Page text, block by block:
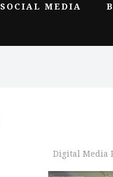
SOCIAL MEDIA
Digital Media